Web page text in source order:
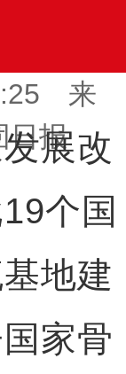
来
日报
展改
个国
地建
家骨